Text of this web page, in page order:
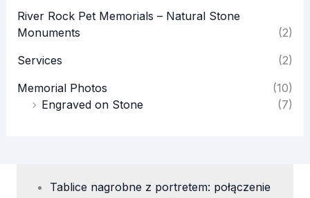
River Rock Pet Memorials – Natural Stone
Monuments
(2)
Services
(2)
Memorial Photos
(10)
Engraved on Stone
(7)
Tablice nagrobne z portretem: połączenie